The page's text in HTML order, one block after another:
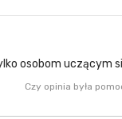
osobom uczącym
Czy opinia była